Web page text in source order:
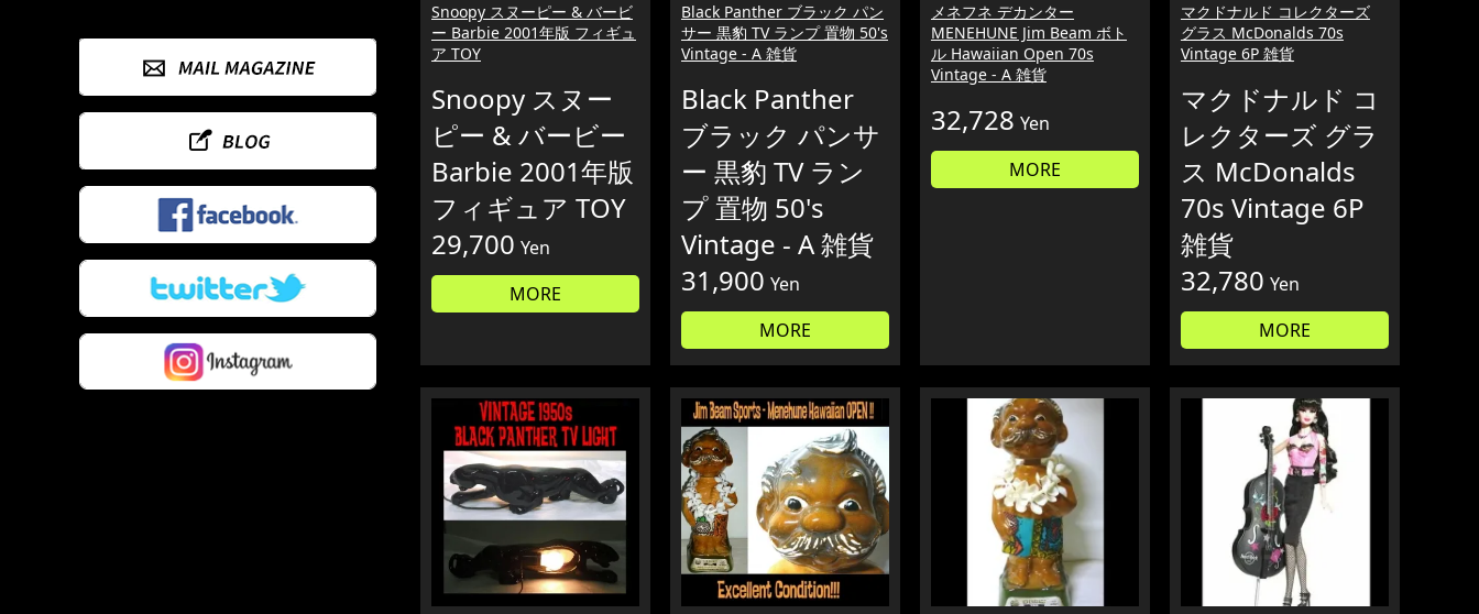
Snoopy スヌーピー & バービ
ー Barbie 2001年版 フィギュ
ア TOY
Snoopy スヌー
ピー & バービー
Barbie 2001年版
フィギュア TOY
29,700 Yen
MORE
Black Panther ブラック パン
サー 黒豹 TV ランプ 置物 50's
Vintage - A 雑貨
Black Panther
ブラック パンサ
ー 黒豹 TV ラン
プ 置物 50's
Vintage - A 雑貨
31,900 Yen
MORE
メネフネ デカンター
MENEHUNE Jim Beam ボト
ル Hawaiian Open 70s
Vintage - A 雑貨
32,728 Yen
MORE
マクドナルド コレクターズ
グラス McDonalds 70s
Vintage 6P 雑貨
マクドナルド コ
レクターズ グラ
ス McDonalds
70s Vintage 6P
雑貨
32,780 Yen
MORE